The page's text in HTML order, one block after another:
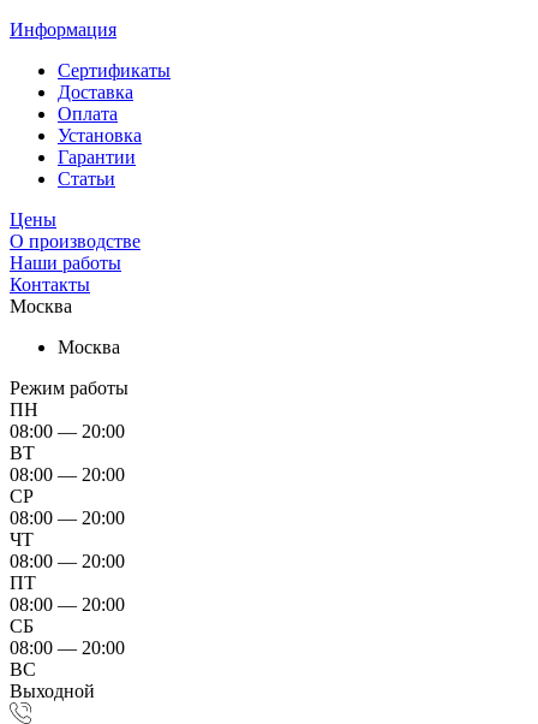
Информация
Сертификаты
Доставка
Оплата
Установка
Гарантии
Статьи
Цены
О производстве
Наши работы
Контакты
Москва
Москва
Режим работы
ПН
08:00 — 20:00
ВТ
08:00 — 20:00
СР
08:00 — 20:00
ЧТ
08:00 — 20:00
ПТ
08:00 — 20:00
СБ
08:00 — 20:00
ВС
Выходной